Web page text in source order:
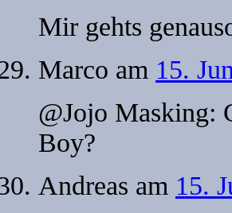
Mir gehts
Marco am 15.
@Jojo Masking:
Boy?
Andreas am 15.